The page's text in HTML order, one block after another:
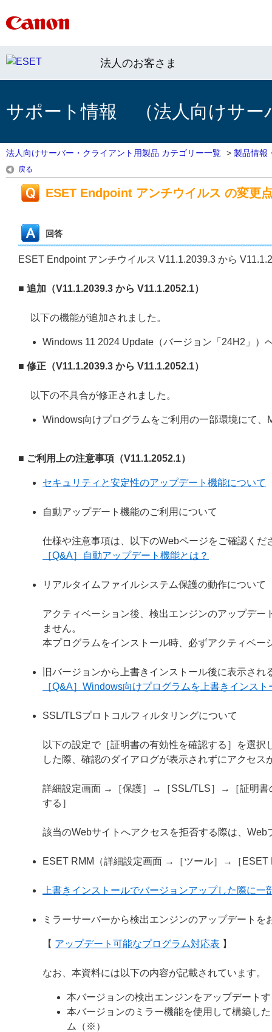
法人のお客さま
サポート情報 （法人向けサー
法人向けサーバー・クライアント用製品 カテゴリー一覧 > 製品情報
戻る
ESET Endpoint アンチウイルス の変更
回答
ESET Endpoint アンチウイルス V11.1.2039.3 から
■ 追加（V11.1.2039.3 から V11.1.2052.1）
以下の機能が追加されました。
Windows 11 2024 Update（バージョン「24H2」）
■ 修正（V11.1.2039.3 から V11.1.2052.1）
以下の不具合が修正されました。
Windows向けプログラムをご利用の一部環境にて、
■ ご利用上の注意事項（V11.1.2052.1）
セキュリティと安定性のアップデート機能について
自動アップデート機能のご利用について
仕様や注意事項は、以下のWebページをご確認くだ
［Q&A］自動アップデート機能とは？
リアルタイムファイルシステム保護の動作について
アクティベーション後、検出エンジンのアップデ
ません。
本プログラムをインストール時、必ずアクティベ
旧バージョンから上書きインストール後に表示され
［Q&A］Windows向けプログラムを上書きインス
SSL/TLSプロトコルフィルタリングについて
以下の設定で［証明書の有効性を確認する］を選
した際、確認のダイアログが表示されずにアクセス
詳細設定画面 →［保護］→［SSL/TLS］→［証明書
する］
該当のWebサイトへアクセスを拒否する際は、
ESET RMM（詳細設定画面 →［ツール］→［ESET
上書きインストールでバージョンアップした際に一
ミラーサーバーから検出エンジンのアップデート
【 アップデート可能なプログラム対応表 】
なお、本資料には以下の内容が記載されています。
本バージョンの検出エンジンをアップデート
本バージョンのミラー機能を使用して構築し
ム（※）